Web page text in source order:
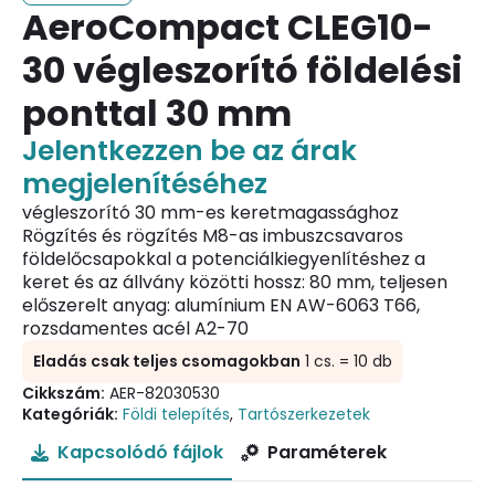
AeroCompact CLEG10-
30 végleszorító földelési
ponttal 30 mm
Jelentkezzen be az árak
megjelenítéséhez
végleszorító 30 mm-es keretmagassághoz
Rögzítés és rögzítés M8-as imbuszcsavaros
földelőcsapokkal a potenciálkiegyenlítéshez a
keret és az állvány közötti hossz: 80 mm, teljesen
előszerelt anyag: alumínium EN AW-6063 T66,
rozsdamentes acél A2-70
Eladás csak teljes csomagokban 1 cs. = 10 db
Cikkszám: AER-82030530
Kategóriák: Földi telepítés, Tartószerkezetek
Kapcsolódó fájlok Paraméterek